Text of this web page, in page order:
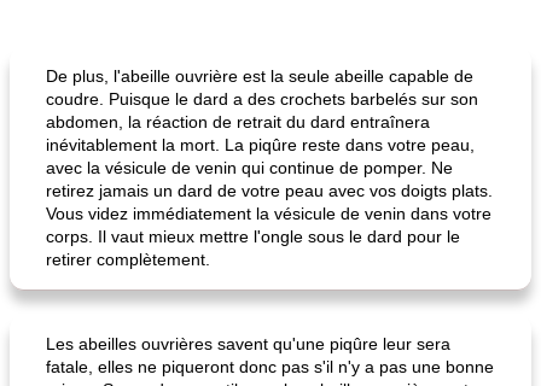
De plus, l'abeille ouvrière est la seule abeille capable de
coudre. Puisque le dard a des crochets barbelés sur son
abdomen, la réaction de retrait du dard entraînera
inévitablement la mort. La piqûre reste dans votre peau,
avec la vésicule de venin qui continue de pomper. Ne
retirez jamais un dard de votre peau avec vos doigts plats.
Vous videz immédiatement la vésicule de venin dans votre
corps. Il vaut mieux mettre l'ongle sous le dard pour le
retirer complètement.
Les abeilles ouvrières savent qu'une piqûre leur sera
fatale, elles ne piqueront donc pas s'il n'y a pas une bonne